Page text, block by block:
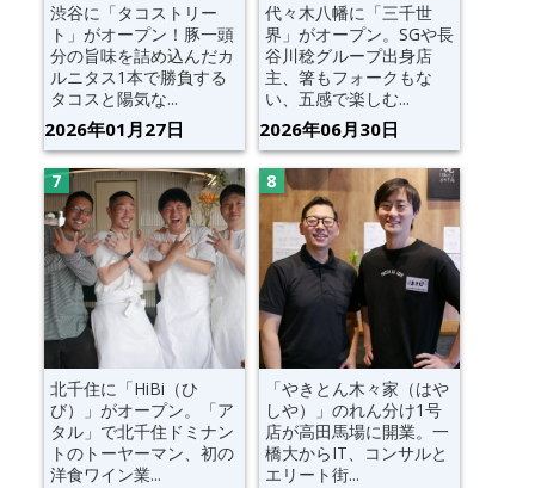
渋谷に「タコストリー
ト」がオープン！豚一頭
分の旨味を詰め込んだカ
ルニタス1本で勝負する
タコスと陽気な...
2026年01月27日
代々木八幡に「三千世
界」がオープン。SGや長
谷川稔グループ出身店
主、箸もフォークもな
い、五感で楽しむ...
2026年06月30日
北千住に「HiBi（ひ
び）」がオープン。「ア
タル」で北千住ドミナン
トのトーヤーマン、初の
洋食ワイン業...
「やきとん木々家（はや
しや）」のれん分け1号
店が高田馬場に開業。一
橋大からIT、コンサルと
エリート街...